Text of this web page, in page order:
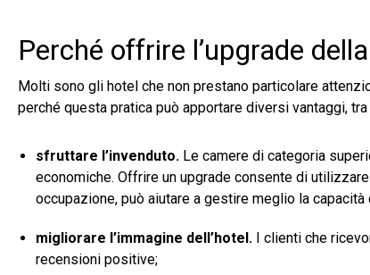
Perché offrire l’upgrade
Molti sono gli hotel che non prestano particolare
perché questa pratica può apportare diversi vantaggi, tra
sfruttare l’invenduto. Le camere di categoria
economiche. Offrire un upgrade consente di
occupazione, può aiutare a gestire meglio la
migliorare l’immagine dell’hotel. I clienti che
recensioni positive;